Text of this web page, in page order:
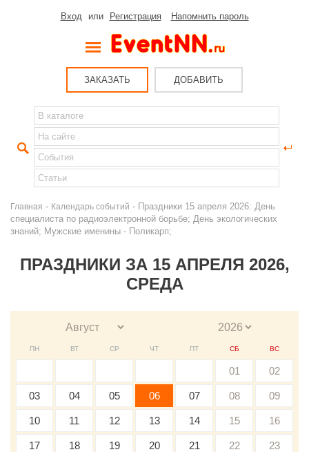
Вход или Регистрация Напомнить пароль
ЗАКАЗАТЬ ДОБАВИТЬ
Главная - Календарь событий - Праздники 15 апреля 2026: День
специалиста по радиоэлектронной борьбе; День экологических
знаний; Мужские именины - Поликарп;
ПРАЗДНИКИ ЗА 15 АПРЕЛЯ 2026,
СРЕДА
ПН ВТ СР ЧТ ПТ СБ ВС
01 02
03 04 05 06 07 08 09
10 11 12 13 14 15 16
17 18 19 20 21 22 23